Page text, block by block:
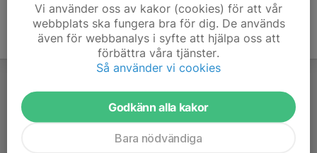
Vi använder oss av kakor (cookies) för att vår
webbplats ska fungera bra för dig. De används
även för webbanalys i syfte att hjälpa oss att
förbättra våra tjänster.
Så använder vi cookies
Godkänn alla kakor
Bara nödvändiga